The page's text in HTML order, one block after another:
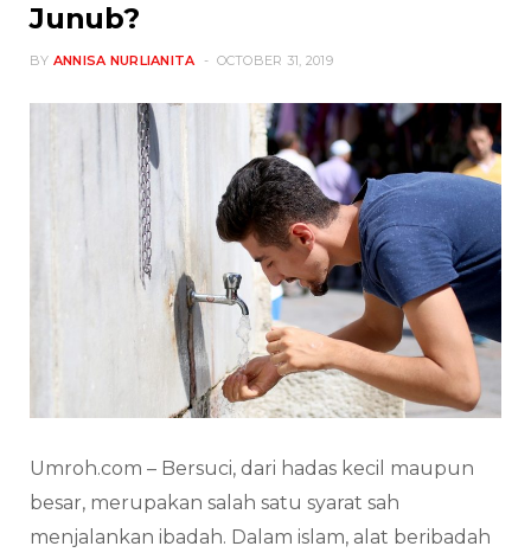
Junub?
BY ANNISA NURLIANITA OCTOBER 31, 2019
Umroh.com – Bersuci, dari hadas kecil maupun
besar, merupakan salah satu syarat sah
menjalankan ibadah. Dalam islam, alat beribadah